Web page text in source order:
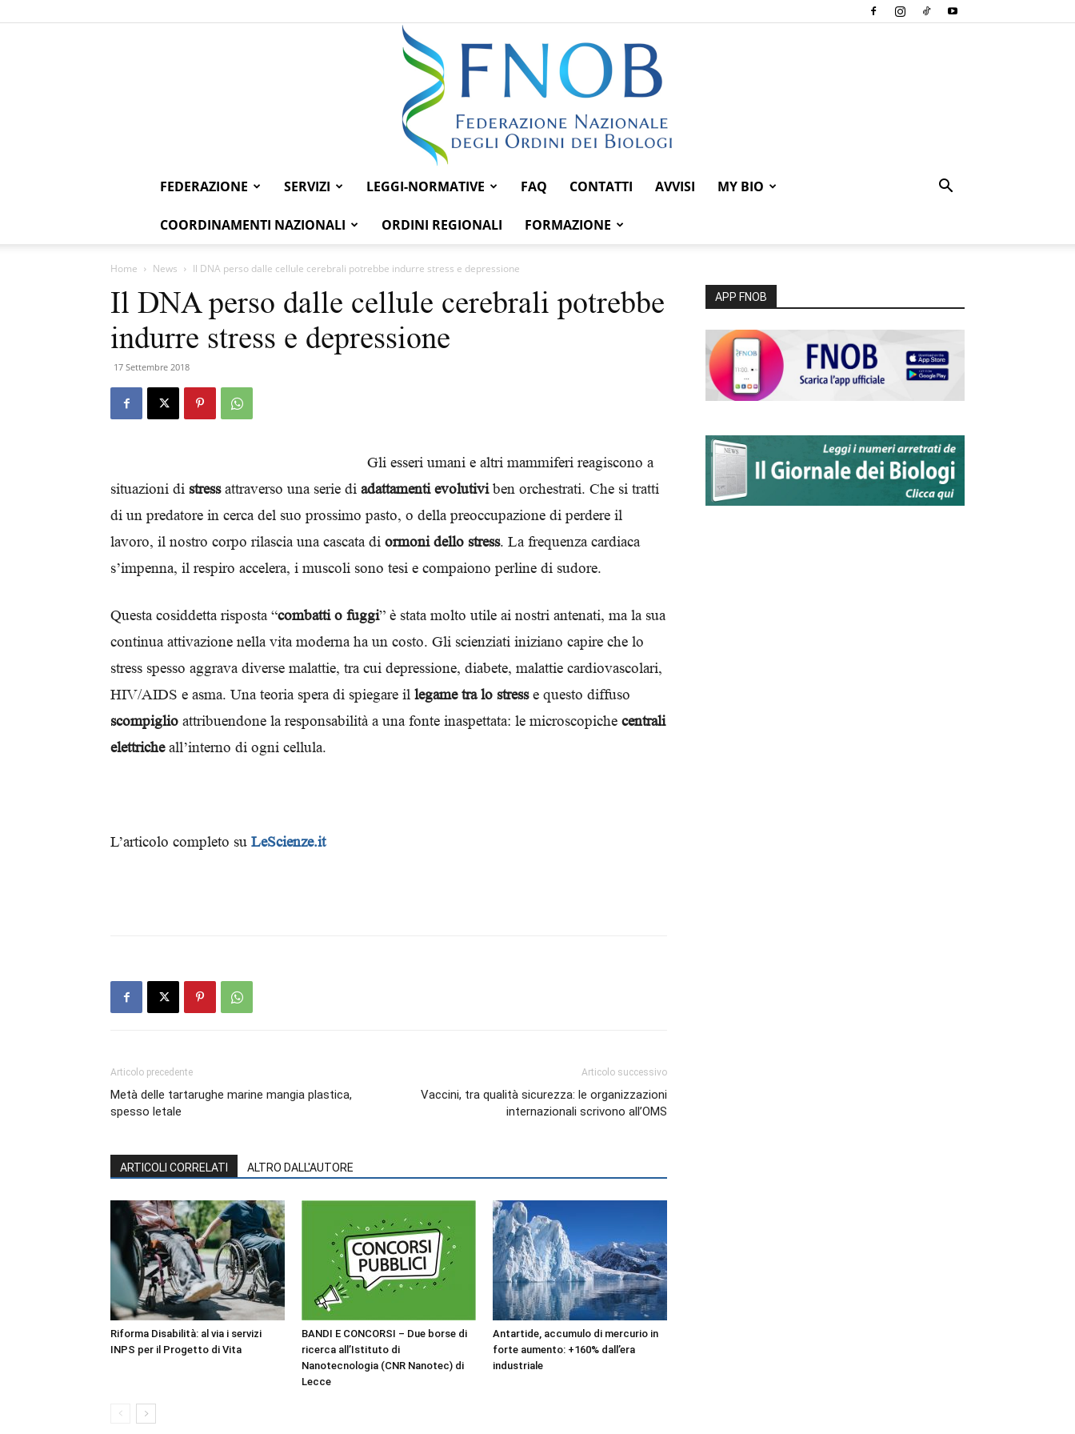
Federazione
Nazionale
dei
FEDERAZIONE SERVIZI LEGGI-NORMATIVE FAQ CONTATTI AVVISI MY BIO
COORDINAMENTI NAZIONALI ORDINI REGIONALI FORMAZIONE
Home News Il DNA perso dalle cellule cerebrali potrebbe indurre stress e depressione
Il DNA perso dalle cellule cerebrali potrebbe
indurre stress e depressione
17 Settembre 2018
Gli esseri umani e altri mammiferi reagiscono a
situazioni di stressattraverso una serie di adattamenti evolutiviben orchestrati. Che si tratti
di un predatore in cerca del suo prossimo pasto, o della preoccupazione di perdere il
lavoro, il nostro corpo rilascia una cascata di ormoni dello stress. La frequenza cardiaca
s’impenna, il respiro accelera, i muscoli sono tesi e compaiono perline di sudore.
Questa cosiddetta risposta “combatti o fuggi” è stata molto utile ai nostri antenati, ma la sua
continua attivazione nella vita moderna ha un costo. Gli scienziati iniziano capire che lo
stress spesso aggrava diverse malattie, tra cui depressione, diabete, malattie cardiovascolari,
HIV/AIDS e asma. Una teoria spera di spiegare il legame tra lo stresse questo diffuso
scompiglio attribuendone la responsabilità a una fonte inaspettata: le microscopiche centrali
elettricheall’interno di ogni cellula.
L’articolo completo su LeScienze.it
Articolo precedente
Metà delle tartarughe marine mangia plastica,
spesso letale
Articolo successivo
Vaccini, tra qualità sicurezza: le organizzazioni
internazionali scrivono all’OMS
ARTICOLI CORRELATI ALTRO DALL'AUTORE
Riforma Disabilità: al via i servizi
INPS per il Progetto di Vita
BANDI E CONCORSI – Due borse di
ricerca all’Istituto di
Nanotecnologia (CNR Nanotec) di
Lecce
Antartide, accumulo di mercurio in
forte aumento: +160% dall’era
industriale
APP FNOB